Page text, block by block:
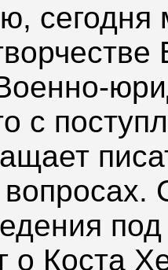
сегодня
с
о Коста